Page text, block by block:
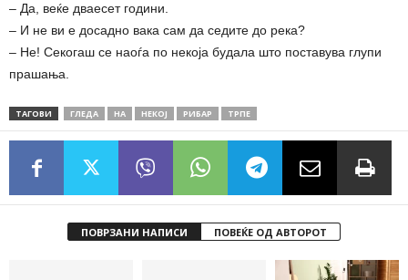
– Да, веќе дваесет години.
– И не ви е досадно вака сам да седите до река?
– Не! Секогаш се наоѓа по некоја будала што поставува глупи
прашања.
ТАГОВИ ГЛЕДА НА НЕКОЈ РИБАР ТРПЕ
ПОВРЗАНИ НАПИСИ ПОВЕЌЕ ОД АВТОРОТ